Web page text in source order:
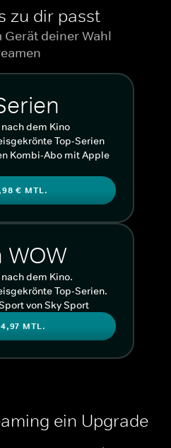
zu dir passt
Gerät deiner Wahl
dem Kino
Top-Serien
Kombi-Abo mit Apple
€ MTL.
WOW
dem Kino.
Top-Serien.
von Sky Sport
MTL.
ein Upgrade